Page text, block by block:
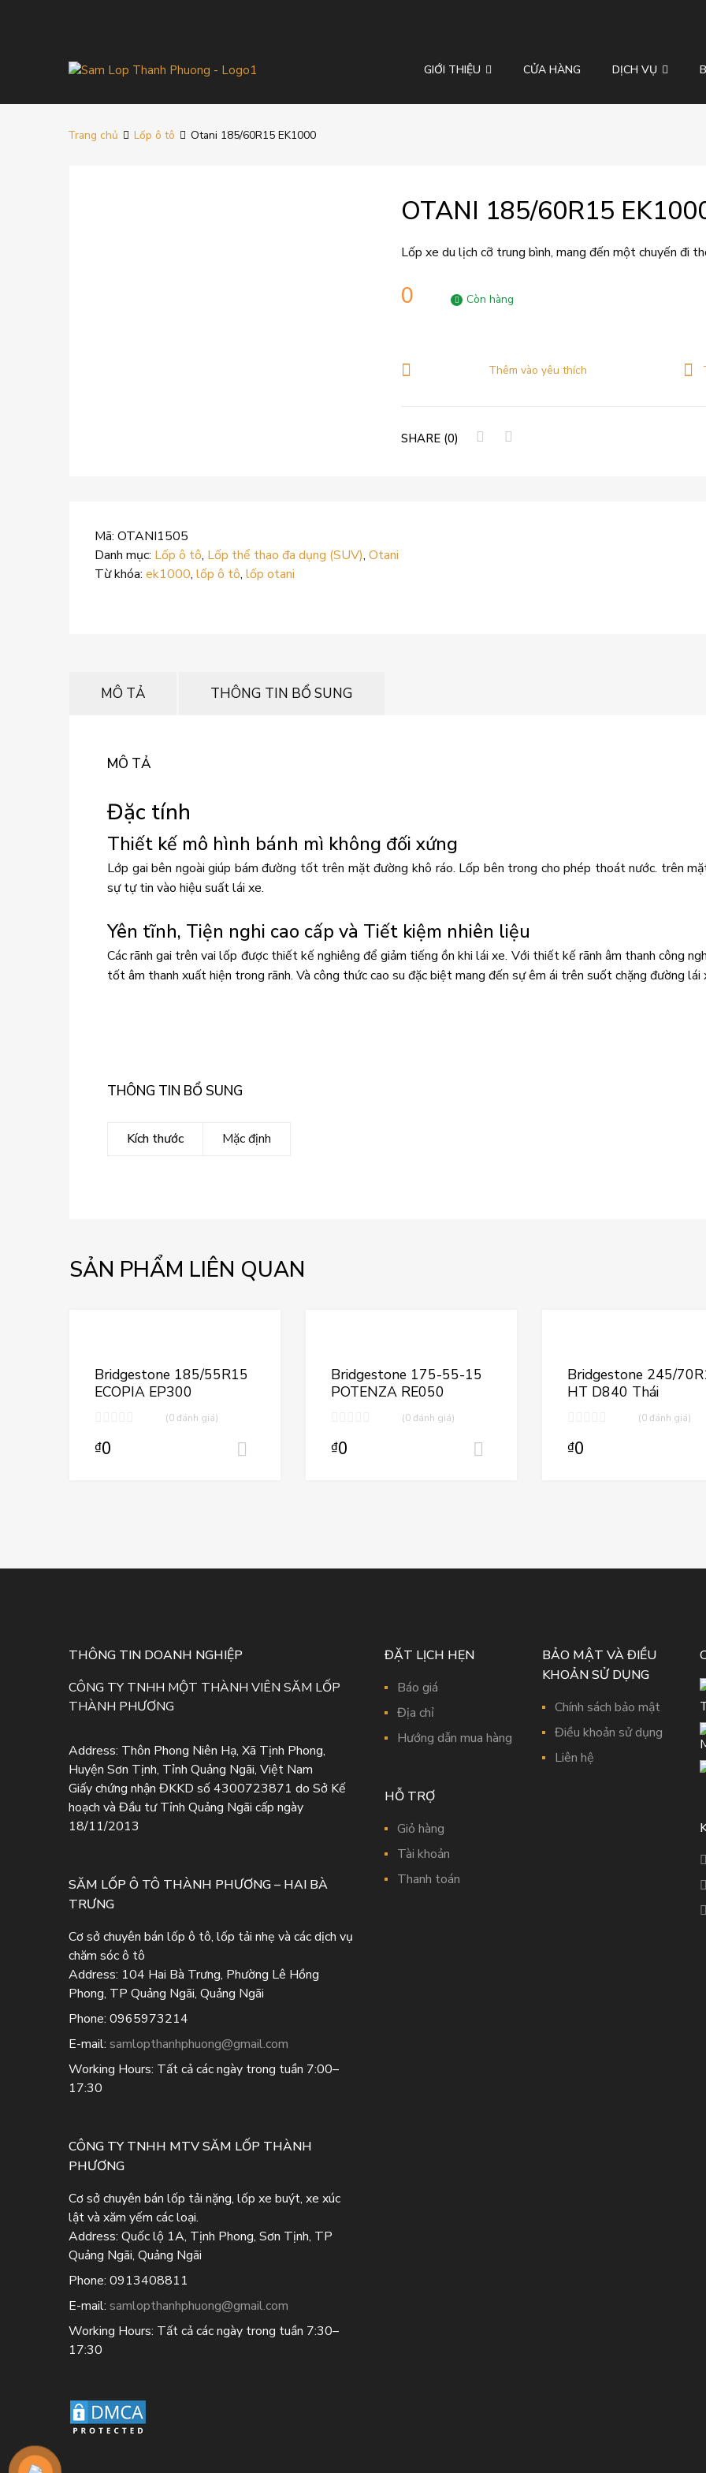
GIỚI THIỆU CỬA HÀNG DỊCH VỤ
Trang chủ Lốp ô tô Otani 185/60R15 EK1000
OTANI 185/60R15
Lốp xe du lịch cỡ trung bình, mang đến một chuyến đi
0 Còn hàng
Thêm vào yêu thích
SHARE (0)
Mã: OTANI1505
Danh mục: Lốp ô tô, Lốp thể thao đa dụng (SUV), Otani
Từ khóa: ek1000, lốp ô tô, lốp otani
MÔ TẢ THÔNG TIN BỔ SUNG
MÔ TẢ
Đặc tính
Thiết kế mô hình bánh mì không đối xứng
Lớp gai bên ngoài giúp bám đường tốt trên mặt đường khô ráo. Lốp bên trong cho phép thoát nước. trên
sự tự tin vào hiệu suất lái xe.
Yên tĩnh, Tiện nghi cao cấp và Tiết kiệm nhiên liệu
Các rãnh gai trên vai lốp được thiết kế nghiêng để giảm tiếng ồn khi lái xe. Với thiết kế rãnh âm thanh công
tốt âm thanh xuất hiện trong rãnh. Và công thức cao su đặc biệt mang đến sự êm ái trên suốt chặng đường
THÔNG TIN BỔ SUNG
Kích thước Mặc định
SẢN PHẨM LIÊN QUAN
Bridgestone 185/55R15
ECOPIA EP300
(0 đánh giá)
₫0 Thêm vào giỏ hàng
Bridgestone 175-55-15
POTENZA RE050
(0 đánh giá)
₫0 Thêm vào giỏ hàng
Bridgestone 245/
HT D840 Thái
(0 đánh giá)
₫0
THÔNG TIN DOANH NGHIỆP
CÔNG TY TNHH MỘT THÀNH VIÊN SĂM LỐP
THÀNH PHƯƠNG
Address: Thôn Phong Niên Hạ, Xã Tịnh Phong,
Huyện Sơn Tịnh, Tỉnh Quảng Ngãi, Việt Nam
Giấy chứng nhận ĐKKD số 4300723871 do Sở Kế
hoạch và Đầu tư Tỉnh Quảng Ngãi cấp ngày
18/11/2013
SĂM LỐP Ô TÔ THÀNH PHƯƠNG – HAI BÀ
TRƯNG
Cơ sở chuyên bán lốp ô tô, lốp tải nhẹ và các dịch vụ
chăm sóc ô tô
Address: 104 Hai Bà Trưng, Phường Lê Hồng
Phong, TP Quảng Ngãi, Quảng Ngãi
Phone: 0965973214
E-mail: samlopthanhphuong@gmail.com
Working Hours: Tất cả các ngày trong tuần 7:00–
17:30
CÔNG TY TNHH MTV SĂM LỐP THÀNH
PHƯƠNG
Cơ sở chuyên bán lốp tải nặng, lốp xe buýt, xe xúc
lật và xăm yếm các loại.
Address: Quốc lộ 1A, Tịnh Phong, Sơn Tịnh, TP
Quảng Ngãi, Quảng Ngãi
Phone: 0913408811
E-mail: samlopthanhphuong@gmail.com
Working Hours: Tất cả các ngày trong tuần 7:30–
17:30
ĐẶT LỊCH HẸN
Báo giá
Địa chỉ
Hướng dẫn mua hàng
HỖ TRỢ
Giỏ hàng
Tài khoản
Thanh toán
BẢO MẬT VÀ ĐIỀU
KHOẢN SỬ DỤNG
Chính sách bảo mật
Điều khoản sử dụng
Liên hệ